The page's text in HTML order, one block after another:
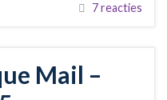
7 reacties
Mail –